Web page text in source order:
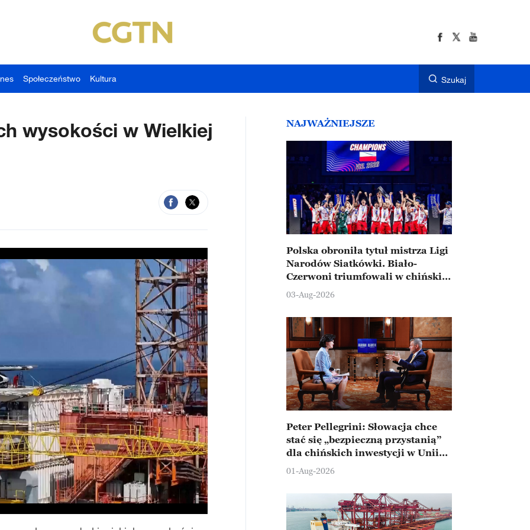
Społeczeństwo Kultura Szukaj
wysokości w Wielkiej NAJWAŻNIEJSZE
Polska obroniła tytuł mistrza Ligi
Narodów Siatkówki. Biało-
Czerwoni triumfowali w chińskim
Ningbo
03-Aug-2026
Peter Pellegrini: Słowacja chce
stać się „bezpieczną przystanią”
dla chińskich inwestycji w Unii
Europejskiej
01-Aug-2026